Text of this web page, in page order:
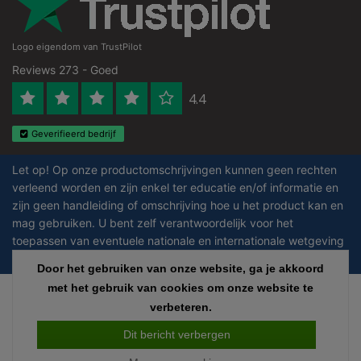
Logo eigendom van TrustPilot
Reviews 273 - Goed
4.4
Geverifieerd bedrijf
Let op! Op onze productomschrijvingen kunnen geen rechten
verleend worden en zijn enkel ter educatie en/of informatie en
zijn geen handleiding of omschrijving hoe u het product kan en
mag gebruiken. U bent zelf verantwoordelijk voor het
toepassen van eventuele nationale en internationale wetgeving
Copyright © 2026 - Laboratorium Discounter - All rights reserved - Theme by
Alle bedragen zijn exclusief BTW
Door het gebruiken van onze website, ga je akkoord
met het gebruik van cookies om onze website te
verbeteren.
Dit bericht verbergen